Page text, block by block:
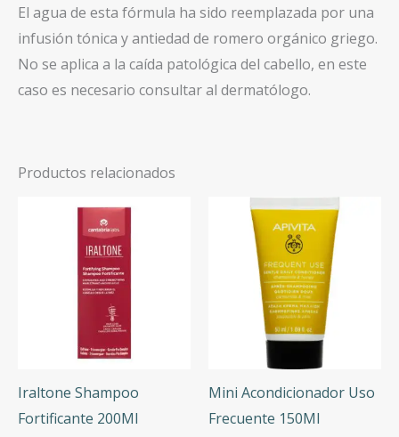
El agua de esta fórmula ha sido reemplazada por una
infusión tónica y antiedad de romero orgánico griego.
No se aplica a la caída patológica del cabello, en este
caso es necesario consultar al dermatólogo.
Productos relacionados
Iraltone Shampoo
Fortificante 200Ml
Mini Acondicionador Uso
Frecuente 150Ml